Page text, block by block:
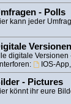
- Polls
kann jeder
Versionen
digitale Versionen
IOS-App,
- Pictures
könnt ihr eure